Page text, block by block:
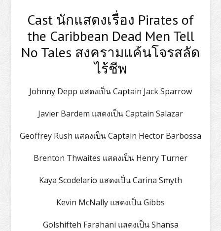
Cast นักแสดงเรื่อง Pirates of
the Caribbean Dead Men Tell
No Tales สงครามแค้นโจรสลัด
ไร้ชีพ
Johnny Depp แสดงเป็น Captain Jack Sparrow
Javier Bardem แสดงเป็น Captain Salazar
Geoffrey Rush แสดงเป็น Captain Hector Barbossa
Brenton Thwaites แสดงเป็น Henry Turner
Kaya Scodelario แสดงเป็น Carina Smyth
Kevin McNally แสดงเป็น Gibbs
Golshifteh Farahani แสดงเป็น Shansa